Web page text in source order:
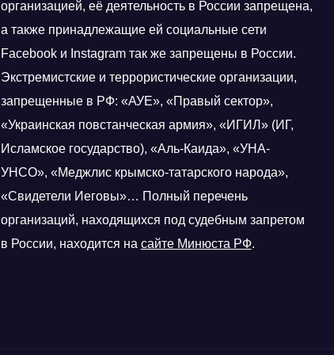
организацией, её деятельность в России запрещена,
а также принадлежащие ей социальные сети
Facebook и Instagram так же запрещены в России.
Экстремистские и террористические организации,
запрещенные в РФ: «АУЕ», «Правый сектор»,
«Украинская повстанческая армия», «ИГИЛ» (ИГ,
Исламское государство), «Аль-Каида», «УНА-
УНСО», «Меджлис крымско-татарского народа»,
«Свидетели Иеговы»… Полный перечень
организаций, находящихся под судебным запретом
в России, находится на сайте Минюста РФ.